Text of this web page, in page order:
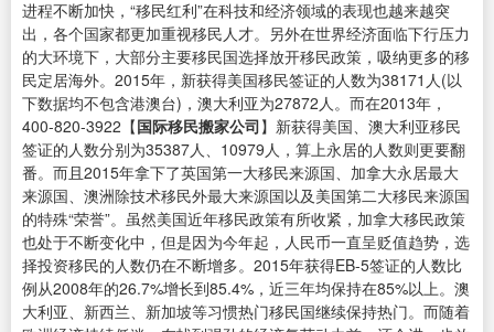
进程不断加快，“移民红利”在科技和经济领域的表现也越来越突
出，各个国家都更加重视移民人才。另外在世界经济面临下行压力
的大环境下，大部分主要移民国选择放开移民政策，吸纳更多的移
民定居海外。2015年，新获得美国移民签证的人数为38171人(以
下数据均不包含港澳台)，澳大利亚为27872人。而在2013年，
400-820-3922【国际移民搬家公司】新获得美国、澳大利亚移民
签证的人数分别为35387人、10979人，算上永居的人数则更要翻
番。而且2015年拿下了英国第一大移民来源国、加拿大永居最大
来源国、澳洲除技术移民外最大来源国以及美国第二大移民来源国
的特殊“荣誉”。虽然美国近年移民政策有所收紧，加拿大移民政策
也处于不断变化中，但是因为今年起，人民币一直呈贬值趋势，选
择投资移民的人数仍在不断增多。2015年获得EB-5签证的人数比
例从2008年的26.7%增长到85.4%，近三年均保持在85%以上。澳
大利亚、新西兰、新加坡等习惯热门移民国继续保持热门。而随着